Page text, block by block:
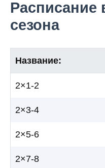
Расписание
сезона
Название:
2×1-2
2×3-4
2×5-6
2×7-8